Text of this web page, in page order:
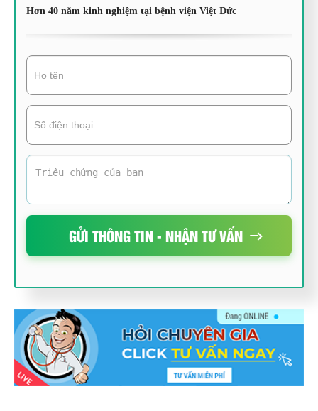
Hơn 40 năm kinh nghiệm tại bệnh viện Việt Đức
GỬI THÔNG TIN - NHẬN TƯ VẤN